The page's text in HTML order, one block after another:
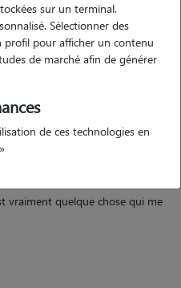
ceux de mes collègues ou ma
de 4 mois à ma charge, je suis
travail seulement le week end!
vraiment quelque chose qui me
sur un terminal.
Sélectionner des
profil pour afficher un contenu
de marché afin de générer
de ces technologies en